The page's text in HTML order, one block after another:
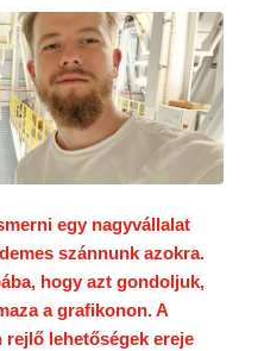
egy nagyvállalat
szánnunk azokra.
hogy azt gondoljuk,
a grafikonon. A
rejlő lehetőségek ereje